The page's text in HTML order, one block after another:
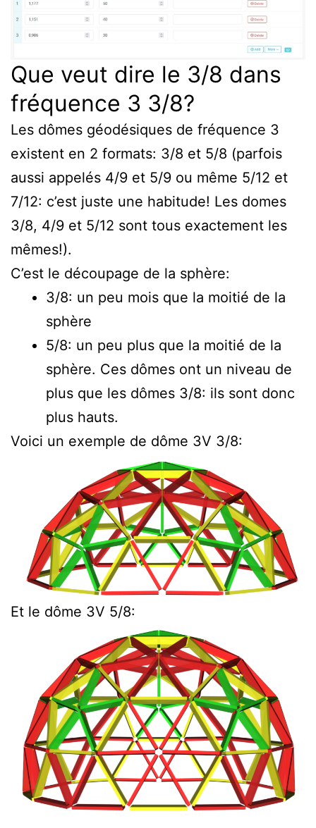
Que veut dire le 3/8 dans
fréquence 3 3/8?
Les dômes géodésiques de fréquence 3
existent en 2 formats: 3/8 et 5/8 (parfois
aussi appelés 4/9 et 5/9 ou même 5/12 et
7/12: c’est juste une habitude! Les domes
3/8, 4/9 et 5/12 sont tous exactement les
mêmes!).
C’est le découpage de la sphère:
3/8: un peu mois que la moitié de la
sphère
5/8: un peu plus que la moitié de la
sphère. Ces dômes ont un niveau de
plus que les dômes 3/8: ils sont donc
plus hauts.
Voici un exemple de dôme 3V 3/8:
Et le dôme 3V 5/8: